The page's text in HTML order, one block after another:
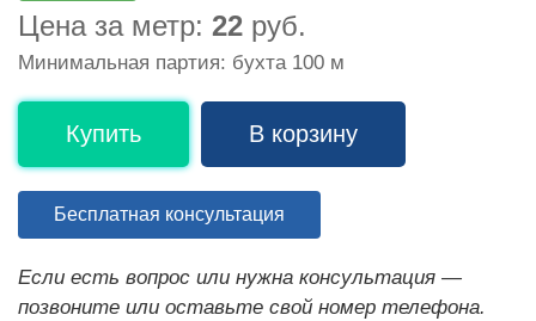
Цена за метр: 22 руб.
Минимальная партия: бухта 100 м
Купить В корзину
Бесплатная консультация
Если есть вопрос или нужна консультация —
позвоните или оставьте свой номер телефона.